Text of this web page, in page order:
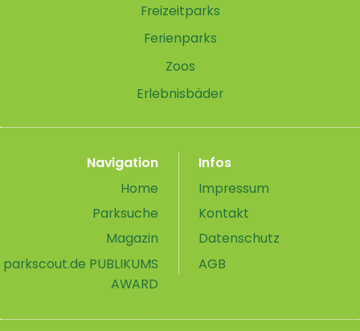
Freizeitparks
Ferienparks
Zoos
Erlebnisbäder
Navigation
Home
Parksuche
Magazin
parkscout.de PUBLIKUMS
AWARD
Infos
Impressum
Kontakt
Datenschutz
AGB